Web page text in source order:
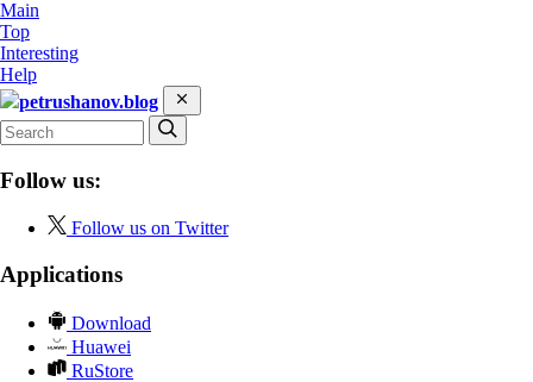
Main
Top
Interesting
Help
petrushanov.blog
Follow us:
Follow us on Twitter
Applications
Download
Huawei
RuStore